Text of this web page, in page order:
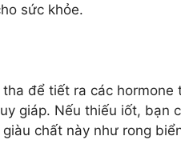
sức khỏe.
để tiết ra các hormone
giáp. Nếu thiếu iốt, bạn
chất này như rong